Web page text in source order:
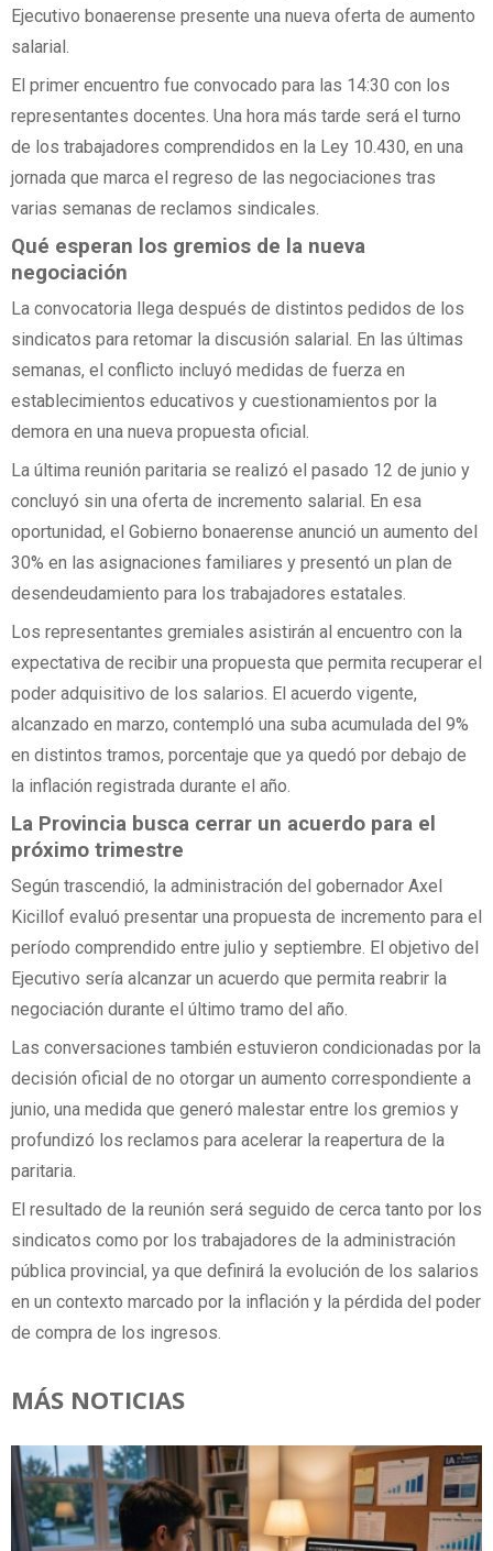
Ejecutivo bonaerense presente una nueva oferta de aumento
salarial.
El primer encuentro fue convocado para las 14:30 con los
representantes docentes. Una hora más tarde será el turno
de los trabajadores comprendidos en la Ley 10.430, en una
jornada que marca el regreso de las negociaciones tras
varias semanas de reclamos sindicales.
Qué esperan los gremios de la nueva
negociación
La convocatoria llega después de distintos pedidos de los
sindicatos para retomar la discusión salarial. En las últimas
semanas, el conflicto incluyó medidas de fuerza en
establecimientos educativos y cuestionamientos por la
demora en una nueva propuesta oficial.
La última reunión paritaria se realizó el pasado 12 de junio y
concluyó sin una oferta de incremento salarial. En esa
oportunidad, el Gobierno bonaerense anunció un aumento del
30% en las asignaciones familiares y presentó un plan de
desendeudamiento para los trabajadores estatales.
Los representantes gremiales asistirán al encuentro con la
expectativa de recibir una propuesta que permita recuperar el
poder adquisitivo de los salarios. El acuerdo vigente,
alcanzado en marzo, contempló una suba acumulada del 9%
en distintos tramos, porcentaje que ya quedó por debajo de
la inflación registrada durante el año.
La Provincia busca cerrar un acuerdo para el
próximo trimestre
Según trascendió, la administración del gobernador Axel
Kicillof evaluó presentar una propuesta de incremento para el
período comprendido entre julio y septiembre. El objetivo del
Ejecutivo sería alcanzar un acuerdo que permita reabrir la
negociación durante el último tramo del año.
Las conversaciones también estuvieron condicionadas por la
decisión oficial de no otorgar un aumento correspondiente a
junio, una medida que generó malestar entre los gremios y
profundizó los reclamos para acelerar la reapertura de la
paritaria.
El resultado de la reunión será seguido de cerca tanto por los
sindicatos como por los trabajadores de la administración
pública provincial, ya que definirá la evolución de los salarios
en un contexto marcado por la inflación y la pérdida del poder
de compra de los ingresos.
MÁS NOTICIAS